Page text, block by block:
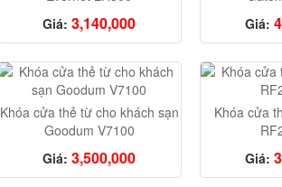
Giá: 3,140,000
Giá:
Khóa cửa thẻ từ cho khách sạn
Goodum V7100
Giá: 3,500,000
Khóa cửa
Giá: